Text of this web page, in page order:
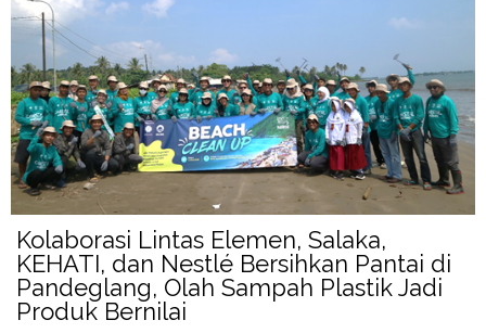
Kolaborasi Lintas Elemen, Salaka,
KEHATI, dan Nestlé Bersihkan Pantai di
Pandeglang, Olah Sampah Plastik Jadi
Produk Bernilai